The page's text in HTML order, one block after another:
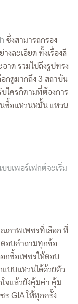
ซึ่งสามารถกรอง
งละเอียด ทั้งเรื่องสี
าด รวมไปถึงรูปทรง
อกดูมากถึง 3 สถาบัน
บใครก็ตามที่ต้องการ
นซื้อแหวนหมั้น แหวน
บเพอร์เฟกต์จะเริ่ม
ภาพเพชรที่เลือก ที่
ตอบคำถามทุกข้อ
กซื้อเพชรให้ตอบ
บบแหวนได้ด้วยตัว
ใจแล้วยังคุ้มค่า คุ้ม
ร GIAให้ทุกครั้ง